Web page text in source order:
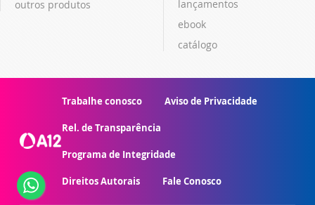
outros produtos
lançamentos
ebook
catálogo
Trabalhe conosco Aviso de Privacidade
Rel. de Transparência
Programa de Integridade
Direitos Autorais Fale Conosco